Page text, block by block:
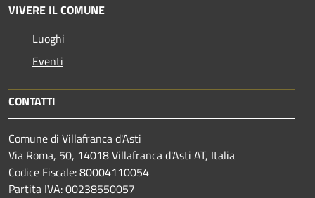
VIVERE IL COMUNE
Luoghi
Eventi
CONTATTI
Comune di Villafranca d'Asti
Via Roma, 50, 14018 Villafranca d'Asti AT, Italia
Codice Fiscale: 80004110054
Partita IVA: 00238550057